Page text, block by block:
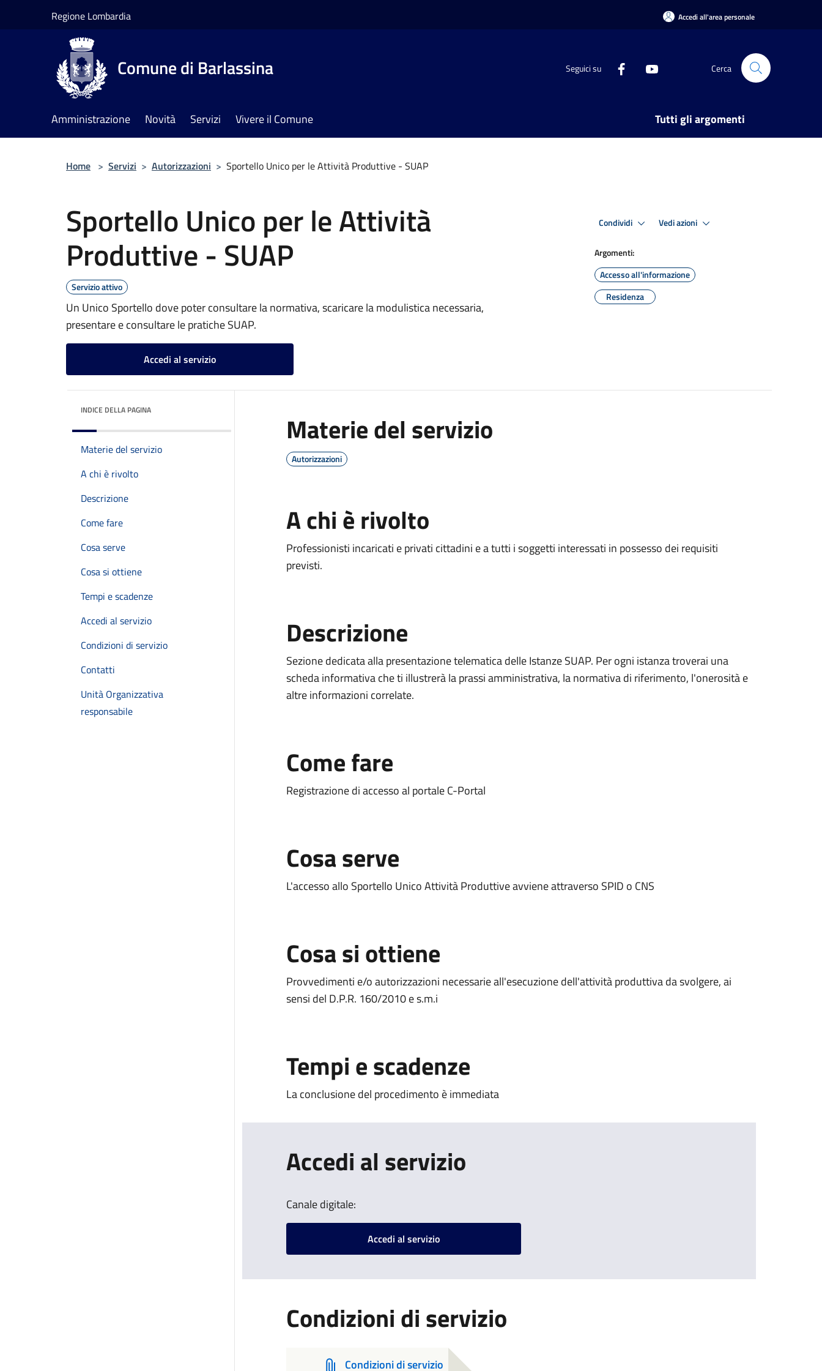
Regione Lombardia Accedi all'area personale
Comune di Barlassina Seguici su Cerca
Amministrazione Novità Servizi Vivere il Comune Tutti gli argomenti
Home > Servizi > Autorizzazioni > Sportello Unico per le Attività Produttive - SUAP
Sportello Unico per le Attività
Produttive - SUAP
Servizio attivo
Un Unico Sportello dove poter consultare la normativa, scaricare la modulistica necessaria,
presentare e consultare le pratiche SUAP.
Accedi al servizio
Condividi Vedi azioni
Argomenti:
Accesso all'informazione
Residenza
INDICE DELLA PAGINA
Materie del servizio
A chi è rivolto
Descrizione
Come fare
Cosa serve
Cosa si ottiene
Tempi e scadenze
Accedi al servizio
Condizioni di servizio
Contatti
Unità Organizzativa
responsabile
Materie del servizio
Autorizzazioni
A chi è rivolto
Professionisti incaricati e privati cittadini e a tutti i soggetti interessati in possesso dei requisiti
previsti.
Descrizione
Sezione dedicata alla presentazione telematica delle Istanze SUAP. Per ogni istanza troverai una
scheda informativa che ti illustrerà la prassi amministrativa, la normativa di riferimento, l'onerosità e
altre informazioni correlate.
Come fare
Registrazione di accesso al portale C-Portal
Cosa serve
L'accesso allo Sportello Unico Attività Produttive avviene attraverso SPID o CNS
Cosa si ottiene
Provvedimenti e/o autorizzazioni necessarie all'esecuzione dell'attività produttiva da svolgere, ai
sensi del D.P.R. 160/2010 e s.m.i
Tempi e scadenze
La conclusione del procedimento è immediata
Accedi al servizio
Canale digitale:
Accedi al servizio
Condizioni di servizio
Condizioni di servizio